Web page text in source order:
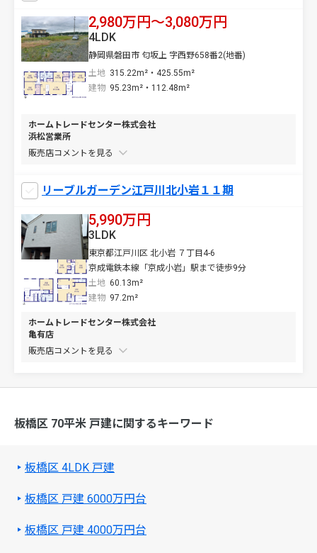
2,980万円〜3,080万円
静岡県磐田市 匂坂上 字西野658番2(地番)
土地 315.22m²・425.55m²
4LDK
建物 95.23m²・112.48m²
ホームトレードセンター株式会社
浜松営業所
販売店コメントを
リーブルガーデン江戸川北小岩１１期
5,990万円
東京都江戸川区 北小岩 ７丁目4-6
京成電鉄本線「京成小岩」駅まで徒歩9分
土地 60.13m²
3LDK
建物 97.2m²
ホームトレードセンター株式会社
亀有店
販売店コメントを
板橋区 70平米 戸建に関するキーワード
板橋区 4LDK 戸建
板橋区 戸建 6000万円台
板橋区 戸建 4000万円台